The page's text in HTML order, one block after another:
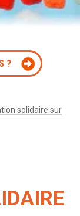
?
solidaire sur